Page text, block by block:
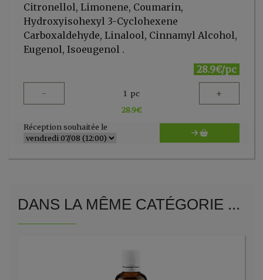
Citronellol, Limonene, Coumarin,
Hydroxyisohexyl 3-Cyclohexene
Carboxaldehyde, Linalool, Cinnamyl Alcohol,
Eugenol, Isoeugenol .
28.9€/pc
- 1 pc +
28.9€
Réception souhaitée le
DANS LA MÊME CATÉGORIE ...